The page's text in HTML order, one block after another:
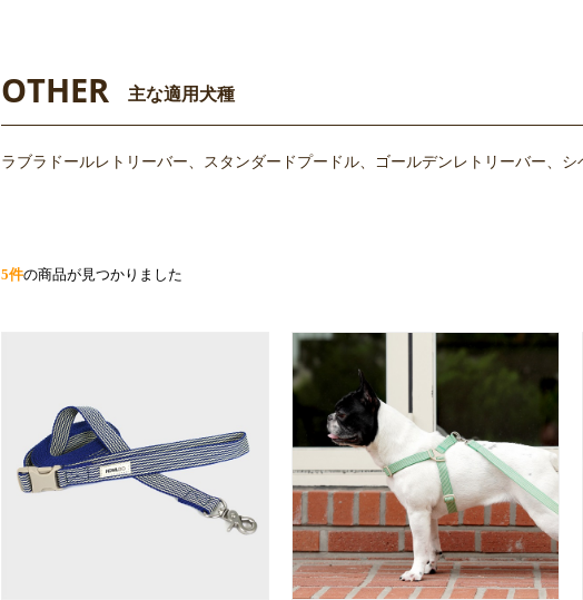
OTHER 主な適用犬種
ラブラドールレトリーバー、スタンダードプードル、ゴールデンレトリーバー、
5件の商品が見つかりました